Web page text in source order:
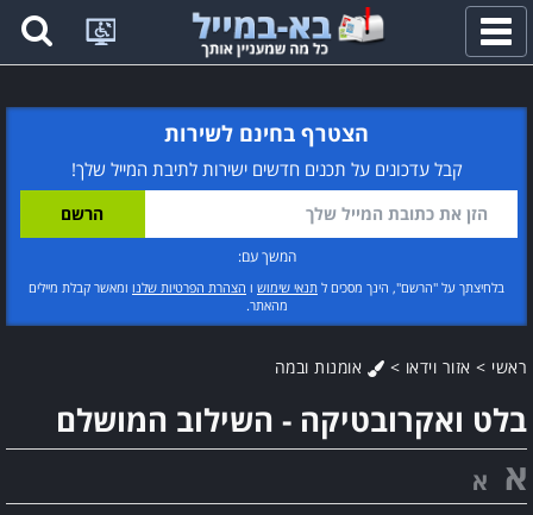
פתח
תפריט
הצטרף בחינם לשירות
קבל עדכונים על תכנים חדשים ישירות לתיבת המייל שלך!
המשך עם:
בלחיצתך על "הרשם", הינך מסכים ל תנאי שימוש ו הצהרת הפרטיות שלנו ומאשר קבלת מיילים
מהאתר.
ראשי > אזור וידאו > אומנות ובמה
בלט ואקרובטיקה - השילוב המושלם
א א